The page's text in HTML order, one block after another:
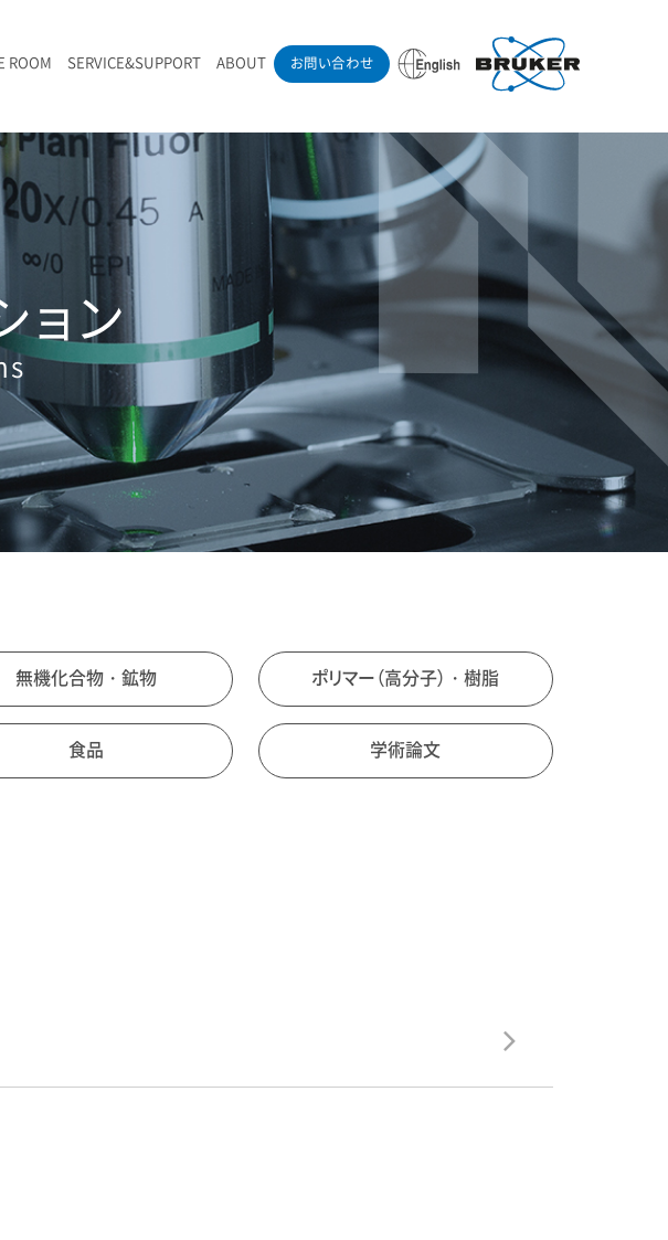
ン顕微鏡
RAMANdrive | ウェハーステージ搭載ラマン顕微鏡
LIBcell | 不活性雰囲気ラマン測定用密閉容器
ZPol | Z偏光素子
医薬品
当社製品による学術論文
ROOM
ラマン分光法テクニック
最新アプリケーション紹介
SERVICE&SUPPORT ABOUT お問い合わせ
ョン
無機化合物・鉱物 ポリマー（高分子）・樹脂
食品 学術論文